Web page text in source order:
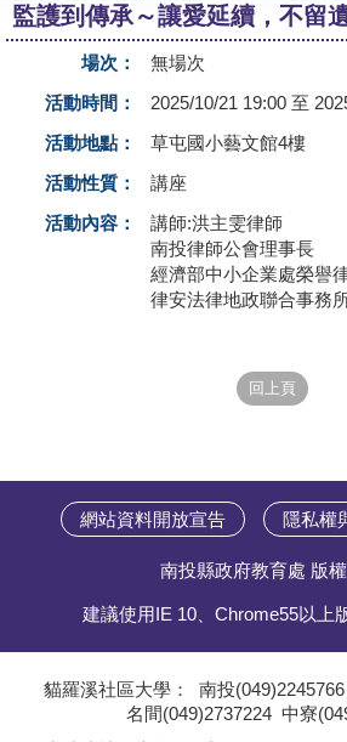
志工與社團
社大學習Q&A
友站連結
網路選課
監護到傳承～讓愛延續，不留
場次：
無場次
活動時間：
2025/10/21 19:00 至
活動地點：
草屯國小藝文館4樓
活動性質：
講座
活動內容：
講師:洪主雯律師
南投律師公會理事長
經濟部中小企業處榮譽
律安法律地政聯合事務
網站資料開放宣告 隱私權
南投縣政府教育處 版
建議使用IE 10、Chrome55以上
貓羅溪社區大學： 南投(049)2245766
名間(049)2737224 中寮